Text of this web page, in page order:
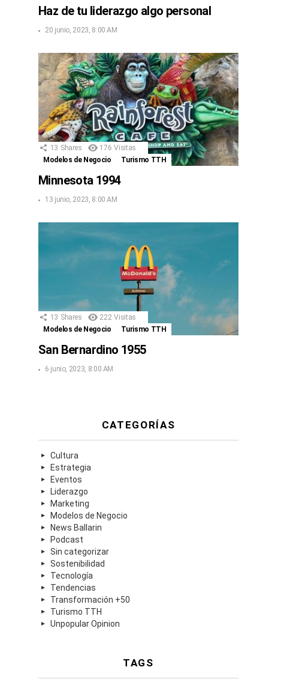
Haz de tu liderazgo algo personal
20 junio, 2023, 8:00 AM
13 Shares 176 Visitas
Modelos de Negocio
Turismo TTH
Minnesota 1994
13 junio, 2023, 8:00 AM
13 Shares 222 Visitas
Modelos de Negocio
Turismo TTH
San Bernardino 1955
6 junio, 2023, 8:00 AM
CATEGORÍAS
Cultura
Estrategia
Eventos
Liderazgo
Marketing
Modelos de Negocio
News Ballarin
Podcast
Sin categorizar
Sostenibilidad
Tecnología
Tendencias
Transformación +50
Turismo TTH
Unpopular Opinion
TAGS